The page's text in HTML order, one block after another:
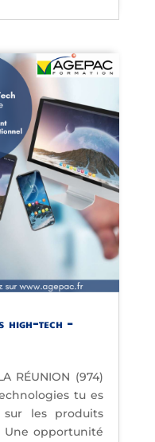
high-tech –
RÉUNION (974)
tu es
les produits
Une opportunité